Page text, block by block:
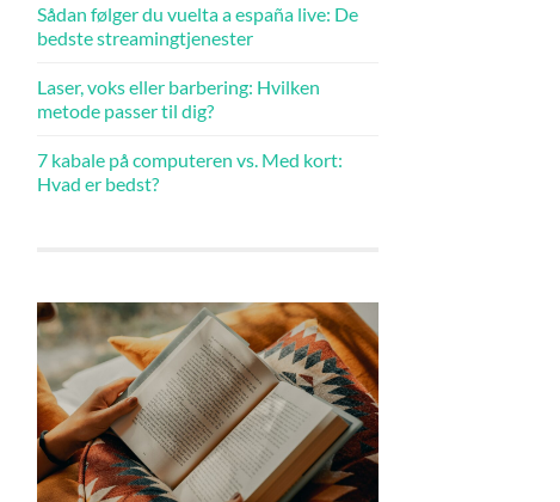
Sådan følger du vuelta a españa live: De
bedste streamingtjenester
Laser, voks eller barbering: Hvilken
metode passer til dig?
7 kabale på computeren vs. Med kort:
Hvad er bedst?